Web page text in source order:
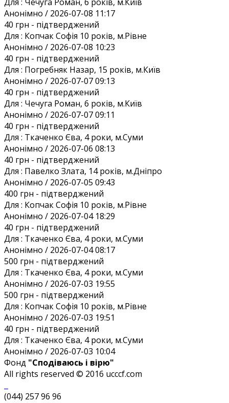
Анонiмно / 2026-07-08 11:17
40 грн - підтверджений
Для : Копчак Софія 10 років, м.Рівне
Анонiмно / 2026-07-08 10:23
40 грн - підтверджений
Для : Погребняк Назар, 15 років, м.Київ
Анонiмно / 2026-07-07 09:13
40 грн - підтверджений
Для : Чечуга Роман, 6 років, м.Київ
Анонiмно / 2026-07-07 09:11
40 грн - підтверджений
Для : Ткаченко Єва, 4 роки, м.Суми
Анонiмно / 2026-07-06 08:13
40 грн - підтверджений
Для : Павелко Злата, 14 років, м.Дніпро
Анонiмно / 2026-07-05 09:43
400 грн - підтверджений
Для : Копчак Софія 10 років, м.Рівне
Анонiмно / 2026-07-04 18:29
40 грн - підтверджений
Для : Ткаченко Єва, 4 роки, м.Суми
Анонiмно / 2026-07-04 08:17
500 грн - підтверджений
Для : Ткаченко Єва, 4 роки, м.Суми
Анонiмно / 2026-07-03 19:55
500 грн - підтверджений
Для : Копчак Софія 10 років, м.Рівне
Анонiмно / 2026-07-03 19:51
40 грн - підтверджений
Для : Ткаченко Єва, 4 роки, м.Суми
Анонiмно / 2026-07-03 10:04
Фонд "Сподіваюсь і вірю"
All rights reserved © 2016 ucccf.com
(044) 257 96 96